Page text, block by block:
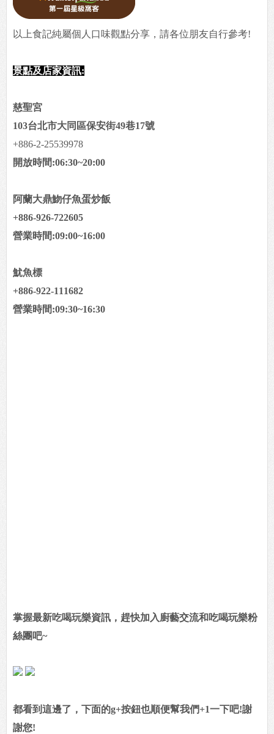
以上食記純屬個人口味觀點分享，請各位朋友自行參考!
景點及店家資訊:
慈聖宮
103台北市大同區保安街49巷17號
+886-2-25539978
開放時間:06:30~20:00
阿蘭大鼎魩仔魚蛋炒飯
+886-926-722605
營業時間:09:00~16:00
魷魚標
+886-922-111682
營業時間:09:30~16:30
掌握最新吃喝玩樂資訊，趕快加入廚藝交流和吃喝玩樂粉
絲團吧~
都看到這邊了，下面的g+按鈕也順便幫我們+1一下吧!謝
謝您!